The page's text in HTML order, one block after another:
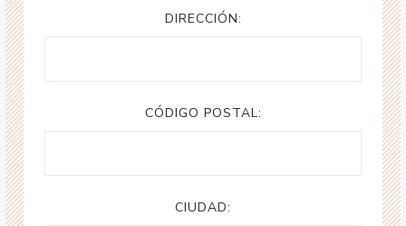
DIRECCIÓN:
CÓDIGO POSTAL:
CIUDAD: